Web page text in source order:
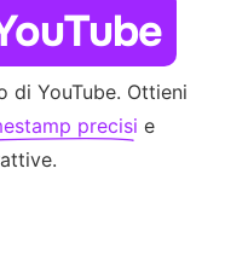
di YouTube. Ottieni
precisi e